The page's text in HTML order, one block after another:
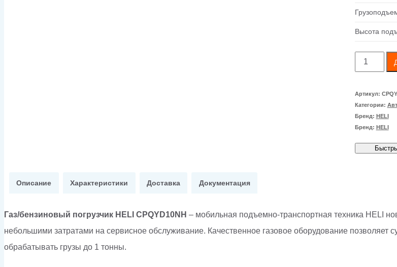
Высота
Газ/
погрузчик
т
Артикул:
Категории:
Бренд: HELI
Бренд: HELI
Описание Характеристики Доставка Документация
Газ/бензиновый погрузчик HELI CPQYD10NH – мобильная подъемно-транспортная техника HELI
небольшими затратами на сервисное обслуживание. Качественное газовое оборудование позволяет
обрабатывать грузы до 1 тонны.